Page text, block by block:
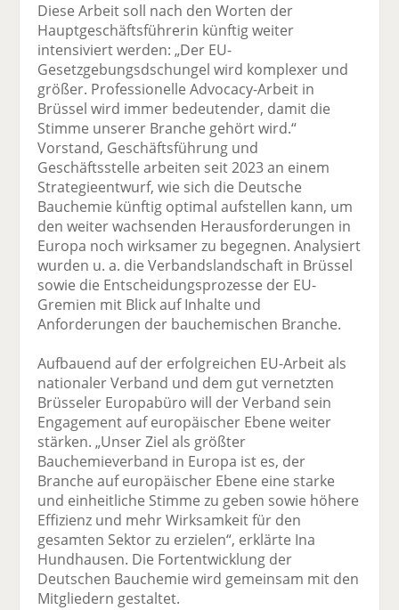
Diese Arbeit soll nach den Worten der
Hauptgeschäftsführerin künftig weiter
intensiviert werden: „Der EU-
Gesetzgebungsdschungel wird komplexer und
größer. Professionelle Advocacy-Arbeit in
Brüssel wird immer bedeutender, damit die
Stimme unserer Branche gehört wird.“
Vorstand, Geschäftsführung und
Geschäftsstelle arbeiten seit 2023 an einem
Strategieentwurf, wie sich die Deutsche
Bauchemie künftig optimal aufstellen kann, um
den weiter wachsenden Herausforderungen in
Europa noch wirksamer zu begegnen. Analysiert
wurden u. a. die Verbandslandschaft in Brüssel
sowie die Entscheidungsprozesse der EU-
Gremien mit Blick auf Inhalte und
Anforderungen der bauchemischen Branche.
Aufbauend auf der erfolgreichen EU-Arbeit als
nationaler Verband und dem gut vernetzten
Brüsseler Europabüro will der Verband sein
Engagement auf europäischer Ebene weiter
stärken. „Unser Ziel als größter
Bauchemieverband in Europa ist es, der
Branche auf europäischer Ebene eine starke
und einheitliche Stimme zu geben sowie höhere
Effizienz und mehr Wirksamkeit für den
gesamten Sektor zu erzielen“, erklärte Ina
Hundhausen. Die Fortentwicklung der
Deutschen Bauchemie wird gemeinsam mit den
Mitgliedern gestaltet.